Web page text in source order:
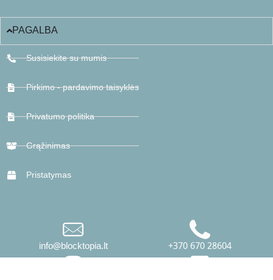
PAGALBA
Susisiekite su mumis
Pirkimo - pardavimo taisyklės
Privatumo politika
Grąžinimas
Pristatymas
info@blocktopia.lt +370 670 28604